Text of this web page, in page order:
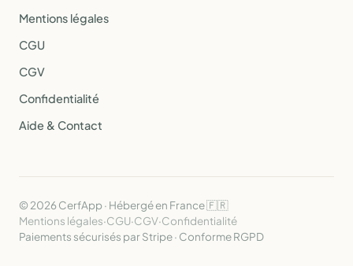
Mentions légales
CGU
CGV
Confidentialité
Aide & Contact
© 2026 CerfApp · Hébergé en France 🇫🇷
Mentions légales·CGU·CGV·Confidentialité
Paiements sécurisés par Stripe · Conforme RGPD